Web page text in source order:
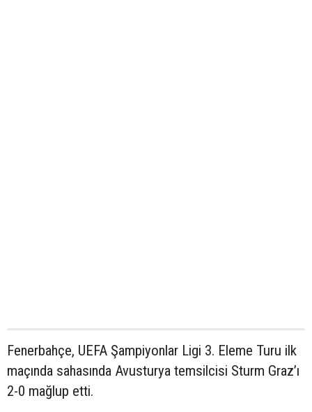
Fenerbahçe, UEFA Şampiyonlar Ligi 3. Eleme Turu ilk
maçında sahasında Avusturya temsilcisi Sturm Graz’ı
2-0 mağlup etti.